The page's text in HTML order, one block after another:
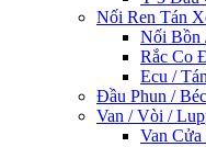
Nối Ren Tán
Nối Bồn
Rắc Co
Ecu /
Đầu Phun /
Van / Vòi /
Van